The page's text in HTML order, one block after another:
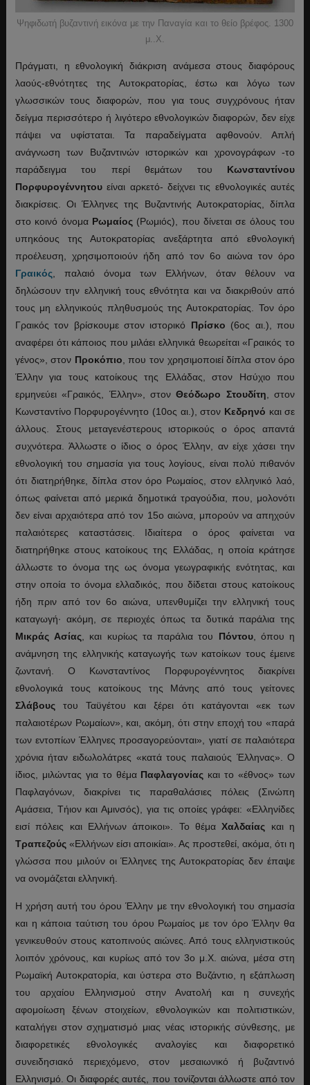
Ψηφιδωτή βυζαντινή εικόνα με την Παναγία και το θείο βρέφος. 1300
μ..Χ.
Πράγματι, η εθνολογική διάκριση ανάμεσα στους διαφόρους
λαούς-εθνότητες της Αυτοκρατορίας, έστω και λόγω των
γλωσσικών τους διαφορών, που για τους συγχρόνους ήταν
δείγμα περισσότερο ή λιγότερο εθνολογικών διαφορών, δεν είχε
πάψει να υφίσταται. Τα παραδείγματα αφθονούν. Απλή
ανάγνωση των Βυζαντινών ιστορικών και χρονογράφων -το
παράδειγμα του περί θεμάτων του Κωνσταντίνου
Πορφυρογέννητουείναι αρκετό- δείχνει τις εθνολογικές αυτές
διακρίσεις. Οι Έλληνες της Βυζαντινής Αυτοκρατορίας, δίπλα
στο κοινό όνομα Ρωμαίος (Ρωμιός), που δίνεται σε όλους του
υπηκόους της Αυτοκρατορίας ανεξάρτητα από εθνολογική
προέλευση, χρησιμοποιούν ήδη από τον 6ο αιώνα τον όρο
Γραικός , παλαιό όνομα των Ελλήνων, όταν θέλουν να
δηλώσουν την ελληνική τους εθνότητα και να διακριθούν από
τους μη ελληνικούς πληθυσμούς της Αυτοκρατορίας. Τον όρο
Γραικός τον βρίσκουμε στον ιστορικό Πρίσκο (6ος αι.), που
αναφέρει ότι κάποιος που μιλάει ελληνικά θεωρείται «Γραικός το
γένος», στον Προκόπιο , που τον χρησιμοποιεί δίπλα στον όρο
Έλλην για τους κατοίκους της Ελλάδας, στον Ησύχιο που
ερμηνεύει «Γραικός, Έλλην», στονΘεόδωρο Στουδίτη , στον
Κωνσταντίνο Πορφυρογέννητο (10ος αι.), στον Κεδρηνό και σε
άλλους. Στους μεταγενέστερους ιστορικούς ο όρος απαντά
συχνότερα. Άλλωστε ο ίδιος ο όρος Έλλην, αν είχε χάσει την
εθνολογική του σημασία για τους λογίους, είναι πολύ πιθανόν
ότι διατηρήθηκε, δίπλα στον όρο Ρωμαίος, στον ελληνικό λαό,
όπως φαίνεται από μερικά δημοτικά τραγούδια, που, μολονότι
δεν είναι αρχαιότερα από τον 15ο αιώνα, μπορούν να απηχούν
παλαιότερες καταστάσεις. Ιδιαίτερα ο όρος φαίνεται να
διατηρήθηκε στους κατοίκους της Ελλάδας, η οποία κράτησε
άλλωστε το όνομα της ως όνομα γεωγραφικής ενότητας, και
στην οποία το όνομα ελλαδικός, που δίδεται στους κατοίκους
ήδη πριν από τον 6ο αιώνα, υπενθυμίζει την ελληνική τους
καταγωγή· ακόμη, σε περιοχές όπως τα δυτικά παράλια της
Μικράς Ασίας , και κυρίως τα παράλια του Πόντου, όπου η
ανάμνηση της ελληνικής καταγωγής των κατοίκων τους έμεινε
ζωντανή. Ο Κωνσταντίνος Πορφυρογέννητος διακρίνει
εθνολογικά τους κατοίκους της Μάνης από τους γείτονες
Σλάβους του Ταϋγέτου και ξέρει ότι κατάγονται «εκ των
παλαιοτέρων Ρωμαίων», και, ακόμη, ότι στην εποχή του «παρά
των εντοπίων Έλληνες προσαγορεύονται», γιατί σε παλαιότερα
χρόνια ήταν ειδωλολάτρες «κατά τους παλαιούς Έλληνας». Ο
ίδιος, μιλώντας για το θέμα Παφλαγονίας και το «έθνος» των
Παφλαγόνων, διακρίνει τις παραθαλάσιες πόλεις (Σινώπη
Αμάσεια, Τήιον και Αμινσός), για τις οποίες γράφει: «Ελληνίδες
εισί πόλεις και Ελλήνων άποικοι». Το θέμαΧαλδαίας και η
Τραπεζούς «Ελλήνων είσι αποικίαι». Ας προστεθεί, ακόμα, ότι η
γλώσσα που μιλούν οι Έλληνες της Αυτοκρατορίας δεν έπαψε
να ονομάζεται ελληνική.
Η χρήση αυτή του όρου Έλλην με την εθνολογική του σημασία
και η κάποια ταύτιση του όρου Ρωμαίος με τον όρο Έλλην θα
γενικευθούν στους κατοπινούς αιώνες. Από τους ελληνιστικούς
λοιπόν χρόνους, και κυρίως από τον 3ο μ.Χ. αιώνα, μέσα στη
Ρωμαϊκή Αυτοκρατορία, και ύστερα στο Βυζάντιο, η εξάπλωση
του αρχαίου Ελληνισμού στην Ανατολή και η συνεχής
αφομοίωση ξένων στοιχείων, εθνολογικών και πολιτιστικών,
καταλήγει στον σχηματισμό μιας νέας ιστορικής σύνθεσης, με
διαφορετικές εθνολογικές αναλογίες και διαφορετικό
συνειδησιακό περιεχόμενο, στον μεσαιωνικό ή βυζαντινό
Ελληνισμό. Οι διαφορές αυτές, που τονίζονται άλλωστε από τον